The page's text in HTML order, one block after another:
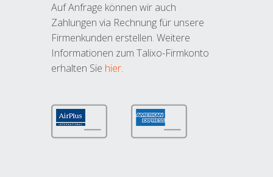
Auf Anfrage können wir auch
Zahlungen via Rechnung für unsere
Firmenkunden erstellen. Weitere
Informationen zum Talixo-Firmkonto
erhalten Sie hier.